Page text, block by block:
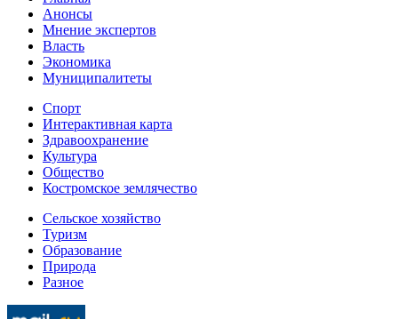
Анонсы
Мнение экспертов
Власть
Экономика
Муниципалитеты
Спорт
Интерактивная карта
Здравоохранение
Культура
Общество
Костромское землячество
Сельское хозяйство
Туризм
Образование
Природа
Разное